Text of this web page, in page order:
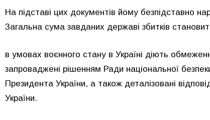
На підставі цих документів йому безпідставно
Загальна сума завданих державі збитків
в умовах воєнного стану в Україні діють
запроваджені рішенням Ради національної
Президента України, а також деталізовані
України.